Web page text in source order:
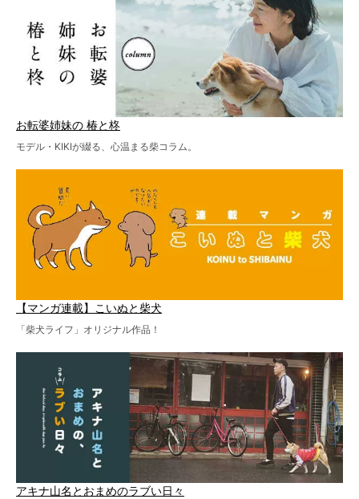
お転婆姉妹の 椿と柊
モデル・KIKIが綴る、心温まる柴コラム。
【マンガ連載】こいぬと柴犬
「柴犬ライフ」オリジナル作品！
アキナ山名とおまめのラブい日々